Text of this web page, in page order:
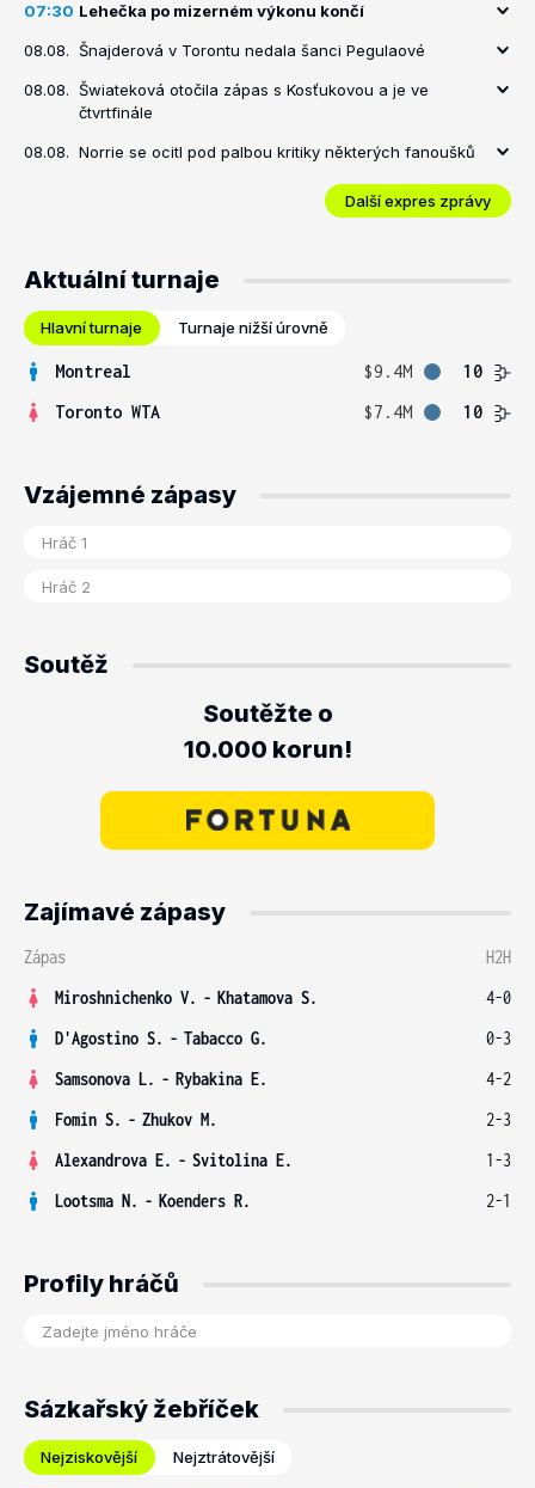
07:30 Lehečka po mizerném výkonu končí
08.08. Šnajderová v Torontu nedala šanci Pegulaové
08.08. Šwiateková otočila zápas s Kosťukovou a je ve
čtvrtfinále
08.08. Norrie se ocitl pod palbou kritiky některých fanoušků
Další expres zprávy
Aktuální turnaje
Hlavní turnaje Turnaje nižší úrovně
Montreal $9.4M
10
Toronto WTA
$7.4M 10
Vzájemné zápasy
Soutěž
Soutěžte o
10.000 korun!
Zajímavé zápasy
Zápas
H2H
Miroshnichenko V. - Khatamova S.
4-0
D'Agostino S. - Tabacco G.
0-3
Samsonova L. - Rybakina E.
4-2
Fomin S. - Zhukov M.
2-3
Alexandrova E. - Svitolina E.
1-3
Lootsma N. - Koenders R. 2-1
Profily hráčů
Sázkařský žebříček
Nejziskovější Nejztrátovější